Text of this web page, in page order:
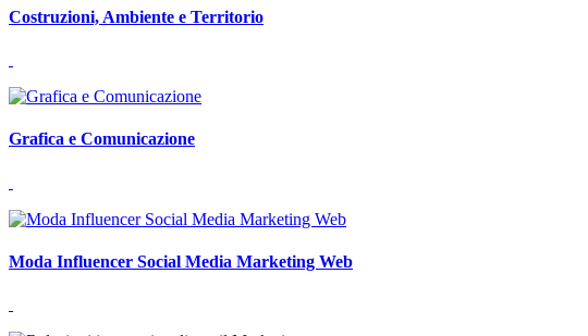
Costruzioni, Ambiente e Territorio
Grafica e Comunicazione
Moda Influencer Social Media Marketing Web